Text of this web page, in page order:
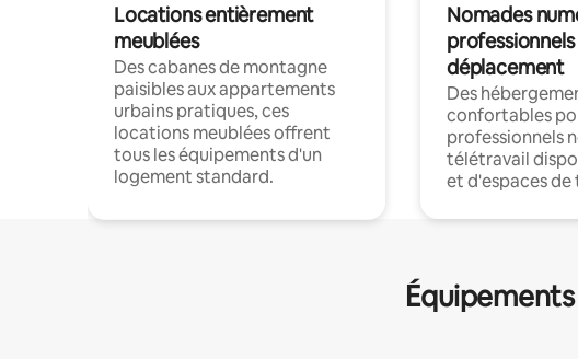
Locations entièrement
meublées
Des cabanes de montagne
paisibles aux appartements
urbains pratiques, ces
locations meublées offrent
tous les équipements d'un
logement standard.
Nomades
professionnels
déplacement
Des
confortables
professionnels
télétravail
et d'espaces de